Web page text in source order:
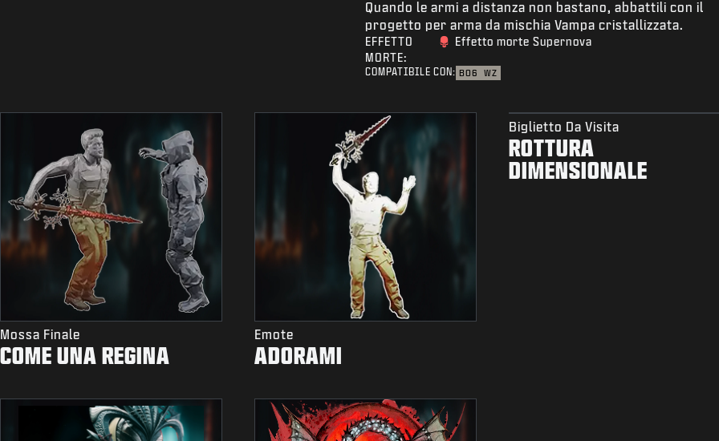
Quando le armi a distanza non bastano, abbattili con il
progetto per arma da mischia Vampa cristallizzata.
EFFETTO
MORTE:
Effetto morte Supernova
COMPATIBILE CON: BO6 WZ
Mossa Finale
COME UNA REGINA
Emote
ADORAMI
Biglietto Da Visita
ROTTURA
DIMENSIONALE